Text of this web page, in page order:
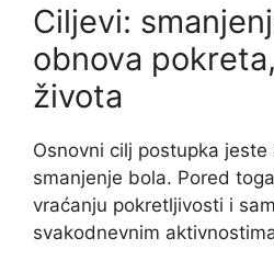
Ciljevi:
obnova
života
Osnovni cilj postupka
smanjenje bola. Pored
vraćanju pokretljivosti i
svakodnevnim